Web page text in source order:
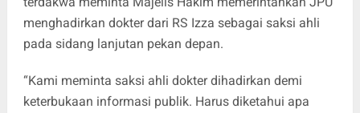
menghadirkan dokter dari RS Izza sebagai saksi ahli
pada sidang lanjutan pekan depan.
“Kami meminta saksi ahli dokter dihadirkan demi
keterbukaan informasi publik. Harus diketahui apa